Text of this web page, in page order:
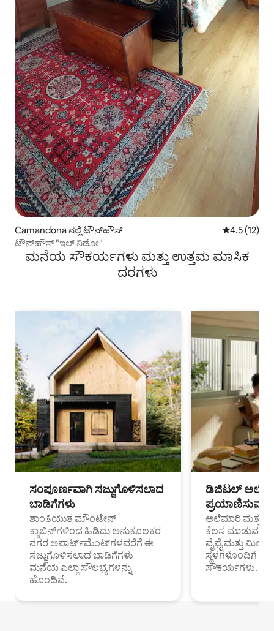
Camandona ನಲ್ಲಿ ಟೌನ್‌ಹೌಸ್ 5 ರಲ್ಲಿ 4.5
4.5 (12)
ಟೌನ್‌ಹೌಸ್ "ಇಲ್ ನಿಡೋ"
ಮನೆಯ ಸೌಕರ್ಯಗಳು ಮತ್ತು ಉತ್ತಮ ಮಾಸಿಕ
ದರಗಳು
ಸಂಪೂರ್ಣವಾಗಿ ಸಜ್ಜುಗೊಳಿಸಲಾದ
ಬಾಡಿಗೆಗಳು
ಶಾಂತಿಯುತ ಮೌಂಟೇನ್
ಕ್ಯಾಬಿನ್‌ಗಳಿಂದ ಹಿಡಿದು ಅನುಕೂಲಕರ
ನಗರ ಅಪಾರ್ಟ್‌ಮೆಂಟ್‌ಗಳವರೆಗೆ ಈ
ಸಜ್ಜುಗೊಳಿಸಲಾದ ಬಾಡಿಗೆಗಳು
ಮನೆಯ ಎಲ್ಲಾ ಸೌಲಭ್ಯಗಳನ್ನು
ಹೊಂದಿವೆ.
ಡಿಜಿಟಲ್
ಪ್ರಯಾಣಿಸುವ
ಅಲೆಮಾರಿ ಮತ್ತು
ಕೆಲಸ ಮಾಡುವ
ವೈಫೈ ಮತ್ತು
ಸ್ಥಳಗಳೊಂದಿಗೆ
ಸೌಕರ್ಯಗಳು.